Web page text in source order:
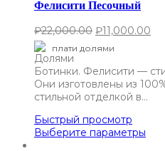
Фелисити Песочный
₽22,000.00 ₽11,000.00
плати долями
Ботинки. Фелисити —
Они изготовлены из
стильной отделкой в…
Быстрый просмотр
Выберите параметры